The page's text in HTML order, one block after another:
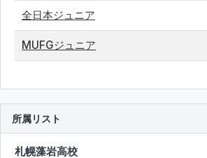
全日本ジュニア
MUFGジュニア
所属リスト
札幌藻岩高校